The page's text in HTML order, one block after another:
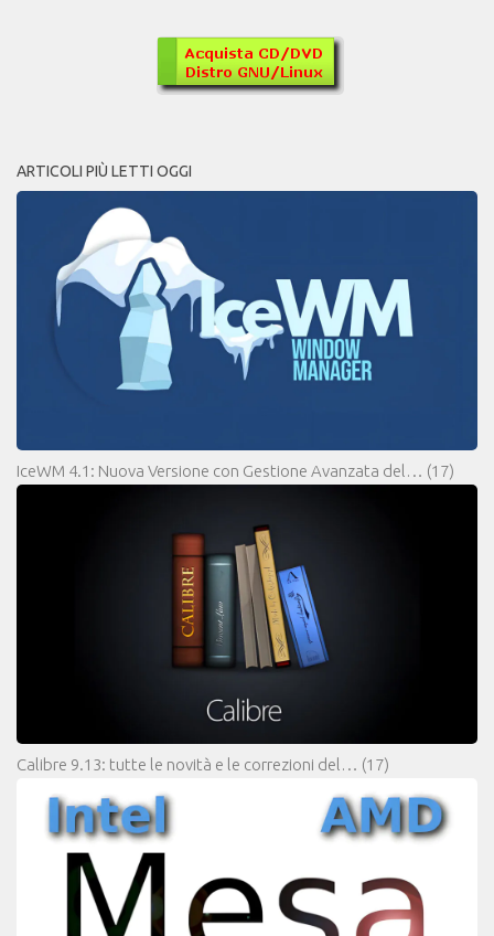
ARTICOLI PIÙ LETTI OGGI
IceWM 4.1: Nuova Versione con Gestione Avanzata del… (17)
Calibre 9.13: tutte le novità e le correzioni del… (17)